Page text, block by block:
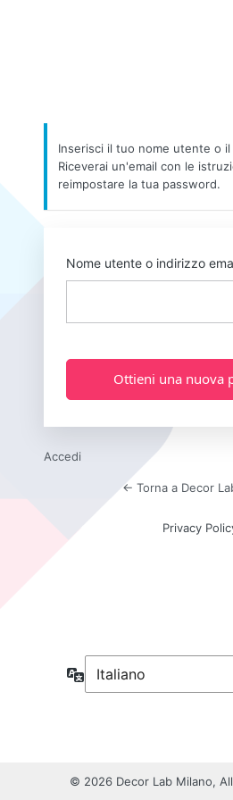
Inserisci il tuo nome utente o
Riceverai un'email con le
reimpostare la tua password.
Nome utente o indirizzo
Accedi
← Torna a Decor
Privacy
Lingua
© 2026 Decor Lab Milano,